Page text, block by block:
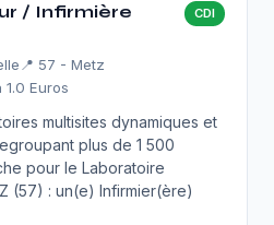
/ Infirmière
CDI
📍 57 - Metz
1.0 Euros
multisites dynamiques et
plus de 1 500
pour le Laboratoire
(57) : un(e) Infirmier(ère)